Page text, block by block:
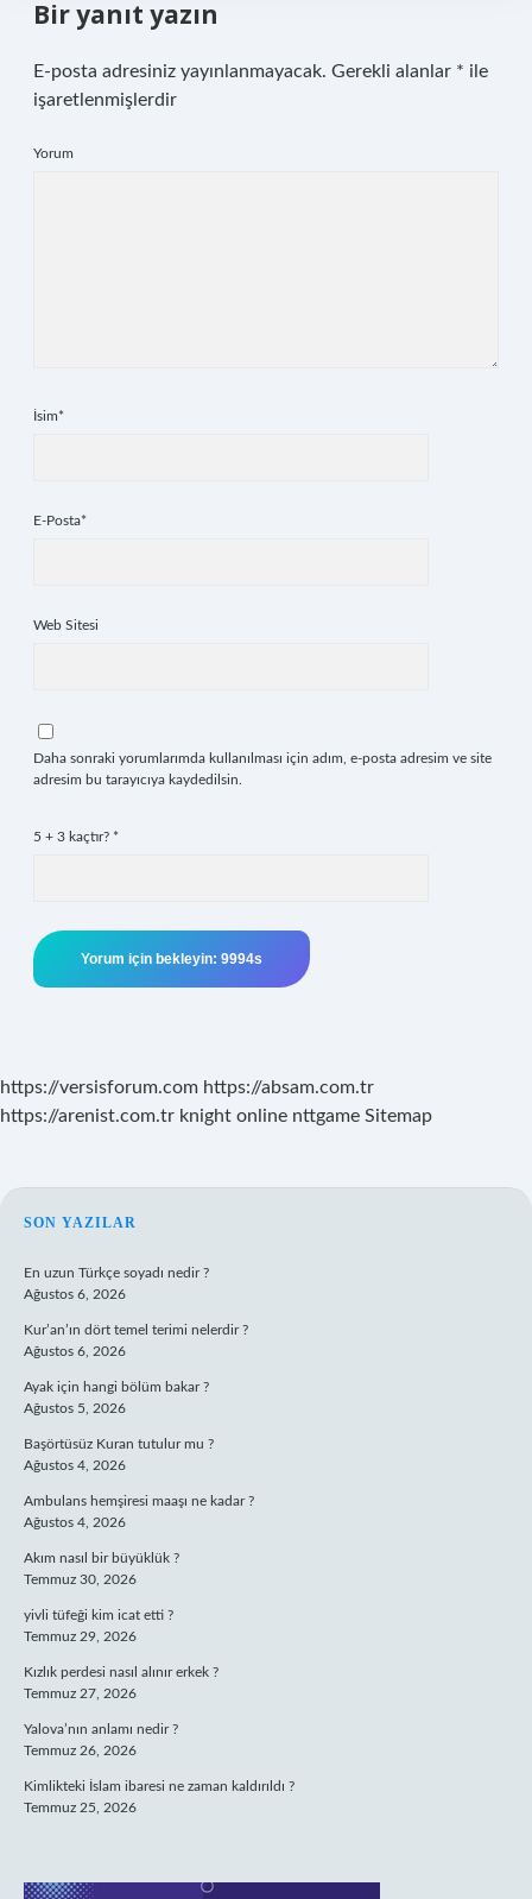
Bir yanıt yazın
E-posta adresiniz yayınlanmayacak. Gerekli alanlar * ile
işaretlenmişlerdir
Yorum
İsim*
E-Posta*
Web Sitesi
Daha sonraki yorumlarımda kullanılması için adım, e-posta adresim ve site
adresim bu tarayıcıya kaydedilsin.
5 + 3 kaçtır? *
https://versisforum.com https://absam.com.tr
https://arenist.com.tr knight online nttgame Sitemap
SIDEBAR
SON YAZILAR
En uzun Türkçe soyadı nedir ?
Ağustos 6, 2026
Kur’an’ın dört temel terimi nelerdir ?
Ağustos 6, 2026
Ayak için hangi bölüm bakar ?
Ağustos 5, 2026
Başörtüsüz Kuran tutulur mu ?
Ağustos 4, 2026
Ambulans hemşiresi maaşı ne kadar ?
Ağustos 4, 2026
Akım nasıl bir büyüklük ?
Temmuz 30, 2026
yivli tüfeği kim icat etti ?
Temmuz 29, 2026
Kızlık perdesi nasıl alınır erkek ?
Temmuz 27, 2026
Yalova’nın anlamı nedir ?
Temmuz 26, 2026
Kimlikteki İslam ibaresi ne zaman kaldırıldı ?
Temmuz 25, 2026